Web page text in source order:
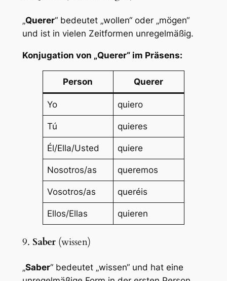
„Querer“ bedeutet „wollen“ oder „mögen“
und ist in vielen Zeitformen unregelmäßig.
Konjugation von „Querer“ im Präsens:
Person Querer
Yo quiero
Tú quieres
Él/Ella/Usted quiere
Nosotros/as queremos
Vosotros/as queréis
Ellos/Ellas quieren
9. Saber(wissen)
„Saber“ bedeutet „wissen“ und hat eine